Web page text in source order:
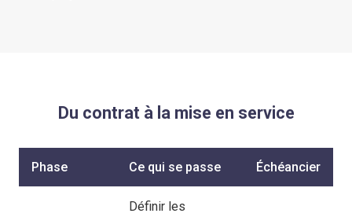
Du contrat à la mise en service
Phase Ce qui se passe Échéancier
Définir les